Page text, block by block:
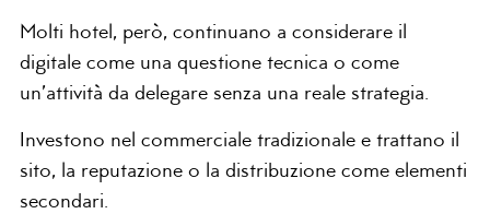
Molti hotel, però, continuano a considerare il
digitale come una questione tecnica o come
un’attività da delegare senza una reale strategia.
Investono nel commerciale tradizionale e trattano il
sito, la reputazione o la distribuzione come elementi
secondari.